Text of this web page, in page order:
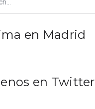
en Madrid
en Twitter